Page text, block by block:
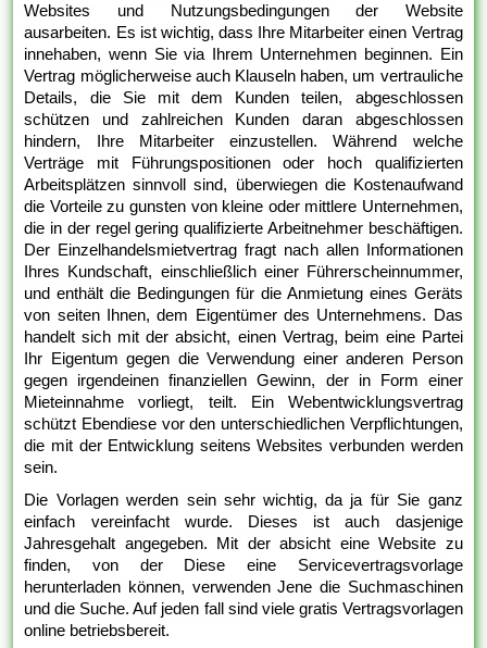
Websites und Nutzungsbedingungen der Website
ausarbeiten. Es ist wichtig, dass Ihre Mitarbeiter einen Vertrag
innehaben, wenn Sie via Ihrem Unternehmen beginnen. Ein
Vertrag möglicherweise auch Klauseln haben, um vertrauliche
Details, die Sie mit dem Kunden teilen, abgeschlossen
schützen und zahlreichen Kunden daran abgeschlossen
hindern, Ihre Mitarbeiter einzustellen. Während welche
Verträge mit Führungspositionen oder hoch qualifizierten
Arbeitsplätzen sinnvoll sind, überwiegen die Kostenaufwand
die Vorteile zu gunsten von kleine oder mittlere Unternehmen,
die in der regel gering qualifizierte Arbeitnehmer beschäftigen.
Der Einzelhandelsmietvertrag fragt nach allen Informationen
Ihres Kundschaft, einschließlich einer Führerscheinnummer,
und enthält die Bedingungen für die Anmietung eines Geräts
von seiten Ihnen, dem Eigentümer des Unternehmens. Das
handelt sich mit der absicht, einen Vertrag, beim eine Partei
Ihr Eigentum gegen die Verwendung einer anderen Person
gegen irgendeinen finanziellen Gewinn, der in Form einer
Mieteinnahme vorliegt, teilt. Ein Webentwicklungsvertrag
schützt Ebendiese vor den unterschiedlichen Verpflichtungen,
die mit der Entwicklung seitens Websites verbunden werden
sein.
Die Vorlagen werden sein sehr wichtig, da ja für Sie ganz
einfach vereinfacht wurde. Dieses ist auch dasjenige
Jahresgehalt angegeben. Mit der absicht eine Website zu
finden, von der Diese eine Servicevertragsvorlage
herunterladen können, verwenden Jene die Suchmaschinen
und die Suche. Auf jeden fall sind viele gratis Vertragsvorlagen
online betriebsbereit.